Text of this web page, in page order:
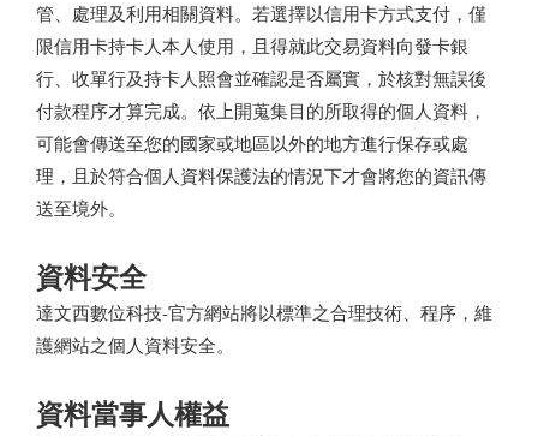
管、處理及利用相關資料。若選擇以信用卡方式支付，僅
限信用卡持卡人本人使用，且得就此交易資料向發卡銀
行、收單行及持卡人照會並確認是否屬實，於核對無誤後
付款程序才算完成。依上開蒐集目的所取得的個人資料，
可能會傳送至您的國家或地區以外的地方進行保存或處
理，且於符合個人資料保護法的情況下才會將您的資訊傳
送至境外。
資料安全
達文西數位科技-官方網站將以標準之合理技術、程序，維
護網站之個人資料安全。
資料當事人權益